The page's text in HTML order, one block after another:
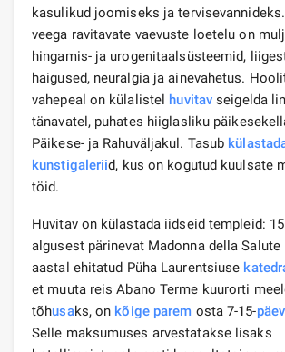
kasulikud joomiseks ja
veega ravitavate vaevuste loetelu on
hingamis- ja urogenitaalsüsteemid,
haigused, neuralgia ja ainevahetus.
vahepeal on külalistel huvitav seigelda
tänavatel, puhates hiiglasliku
Päikese- ja Rahuväljakul. Tasub
kunstigaleriid, kus on kogutud kuulsate
töid.
Huvitav on külastada iidseid templeid:
algusest pärinevat Madonna della
aastal ehitatud Püha Laurentsiuse
et muuta reis Abano Terme kuurorti
tõhusaks, on kõige parem osta 7-15-päev
Selle maksumuses arvestatakse lisaks